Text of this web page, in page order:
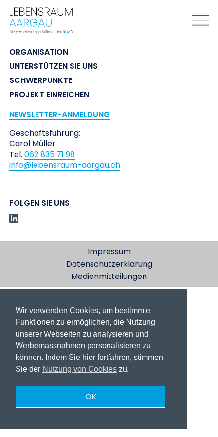
LEBENSRAUM
AARGAU
ORGANISATION
UNTERSTÜTZEN SIE UNS
SCHWERPUNKTE
PROJEKT EINREICHEN
NEWSLETTER-ANMELDUNG
Geschäftsführung:
Carol Müller
Tel. 062 835 71 98
info@lebensraum-aargau.ch
FOLGEN SIE UNS
Impressum
Datenschutzerklärung
Medienmitteilungen
Wir verwenden Cookies, um bestimmte
Funktionen zu ermöglichen, die Nutzung
unserer Webseiten zu analysieren und
Werbemassnahmen personalisieren zu
können. Indem Sie hier fortfahren, stimmen
Sie der Nutzung von Cookies zu.
OK